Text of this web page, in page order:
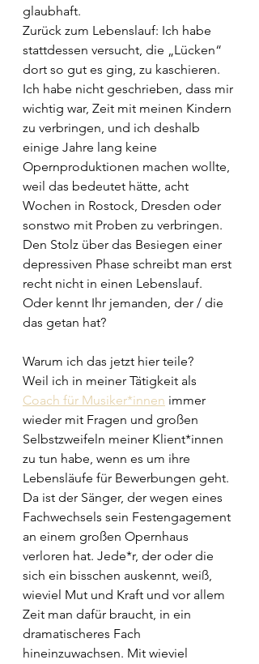
glaubhaft.
Zurück zum Lebenslauf: Ich habe
stattdessen versucht, die „Lücken“
dort so gut es ging, zu kaschieren.
Ich habe nicht geschrieben, dass mir
wichtig war, Zeit mit meinen Kindern
zu verbringen, und ich deshalb
einige Jahre lang keine
Opernproduktionen machen wollte,
weil das bedeutet hätte, acht
Wochen in Rostock, Dresden oder
sonstwo mit Proben zu verbringen.
Den Stolz über das Besiegen einer
depressiven Phase schreibt man erst
recht nicht in einen Lebenslauf.
Oder kennt Ihr jemanden, der / die
das getan hat?
Warum ich das jetzt hier teile?
Weil ich in meiner Tätigkeit als
Coach für Musiker*innen immer
wieder mit Fragen und großen
Selbstzweifeln meiner Klient*innen
zu tun habe, wenn es um ihre
Lebensläufe für Bewerbungen geht.
Da ist der Sänger, der wegen eines
Fachwechsels sein Festengagement
an einem großen Opernhaus
verloren hat. Jede*r, der oder die
sich ein bisschen auskennt, weiß,
wieviel Mut und Kraft und vor allem
Zeit man dafür braucht, in ein
dramatischeres Fach
hineinzuwachsen. Mit wieviel